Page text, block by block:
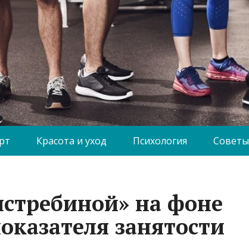
Красота и уход Психология Советы
на фоне
занятости